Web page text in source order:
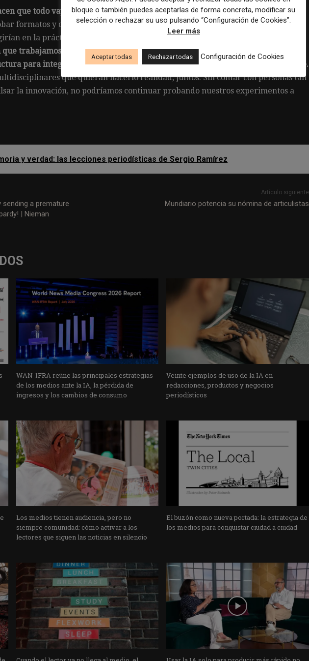
que todo vaya mejor.Se necesita mucha gente para administrar una
formatos y contenido que nunca se han probado plantea muchas preguntas y
en la práctica de la BBC, explica.
«Empujar los límites inevitablemente
trabajamos, la forma en que interactuamos con el sector creativo y cómo
para integrarnos con los sistemas establecidos de la BBC cuando sea posible.
que quieran hacerlo realidad, juntos. Sin contar con personas tan
la innovación, no podríamos continuar probando nuestros experimentos a
y verdad: las lecciones periodísticas de Sergio Ramírez
sending a premature
| Nieman
Artículo siguiente
Mundiario potencia su nómina de articulistas
WAN-IFRA reúne las principales estrategias
de los medios ante la IA, la pérdida de
ingresos y los cambios de consumo
Veinte ejemplos de uso de la IA en
redacciones, productos y negocios
periodísticos
Los medios tienen audiencia, pero no
siempre comunidad: cómo activar a los
lectores que siguen las noticias en silencio
El buzón como nueva portada: la estrategia de
los medios para conquistar ciudad a ciudad
bloque o también puedes aceptarlas de forma concreta, modificar su
selección o rechazar su uso pulsando “Configuración de Cookies”.
Leer más
Aceptar todas Rechazar todas Configuración de Cookies